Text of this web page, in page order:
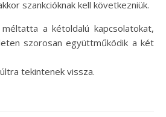
szankcióknak kell következniük.
a kétoldalú kapcsolatokat,
szorosan együttműködik a két
tekintenek vissza.